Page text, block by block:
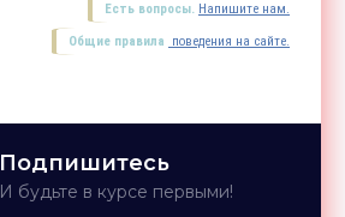
Есть вопросы. Напишите нам.
Общие правила поведения на сайте.
Подпишитесь
И будьте в курсе первыми!